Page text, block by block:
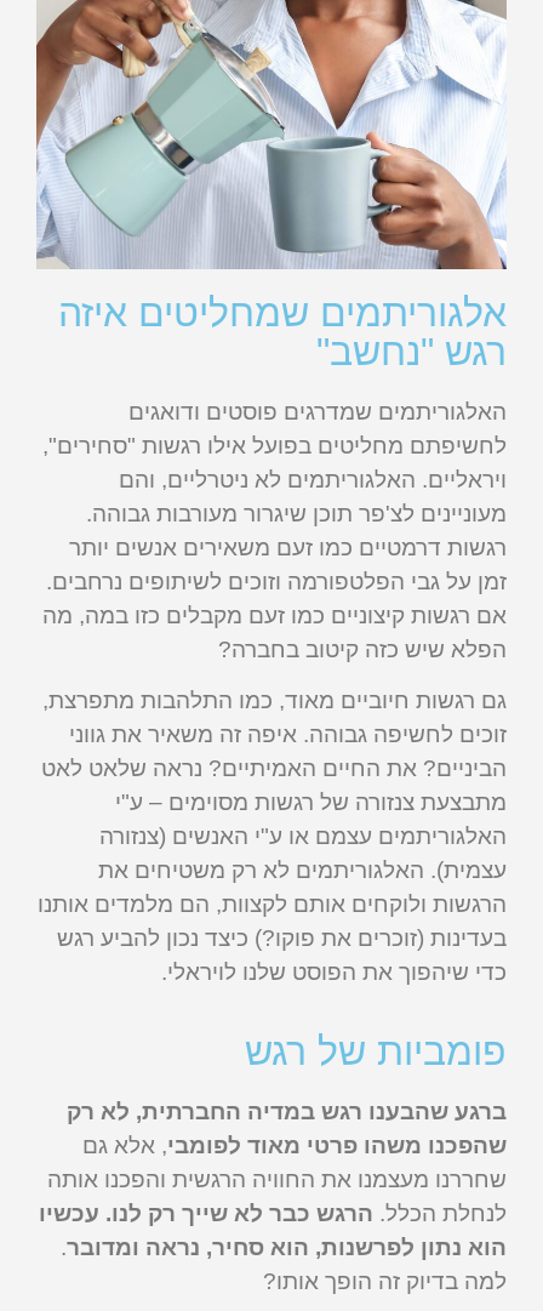
אלגוריתמים שמחליטים איזה
רגש "נחשב"
האלגוריתמים שמדרגים פוסטים ודואגים
לחשיפתם מחליטים בפועל אילו רגשות "סחירים",
ויראליים. האלגוריתמים לא ניטרליים, והם
מעוניינים לצ'פר תוכן שיגרור מעורבות גבוהה.
רגשות דרמטיים כמו זעם משאירים אנשים יותר
זמן על גבי הפלטפורמה וזוכים לשיתופים נרחבים.
אם רגשות קיצוניים כמו זעם מקבלים כזו במה, מה
הפלא שיש כזה קיטוב בחברה?
גם רגשות חיוביים מאוד, כמו התלהבות מתפרצת,
זוכים לחשיפה גבוהה. איפה זה משאיר את גווני
הביניים? את החיים האמיתיים? נראה שלאט לאט
מתבצעת צנזורה של רגשות מסוימים – ע"י
האלגוריתמים עצמם או ע"י האנשים (צנזורה
עצמית). האלגוריתמים לא רק משטיחים את
הרגשות ולוקחים אותם לקצוות, הם מלמדים אותנו
בעדינות (זוכרים את פוקו?) כיצד נכון להביע רגש
כדי שיהפוך את הפוסט שלנו לויראלי.
פומביות של רגש
ברגע שהבענו רגש במדיה החברתית, לא רק
שהפכנו משהו פרטי מאוד לפומבי, אלא גם
שחררנו מעצמנו את החוויה הרגשית והפכנו אותה
לנחלת הכלל. הרגש כבר לא שייך רק לנו. עכשיו
הוא נתון לפרשנות, הוא סחיר, נראה ומדובר.
למה בדיוק זה הופך אותו?